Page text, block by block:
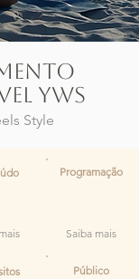
YWS
Style
Programação
Saiba mais
Público